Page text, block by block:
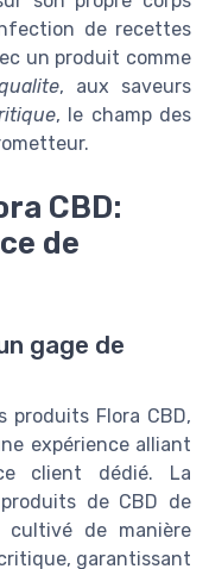
de recettes
un produit comme
, aux saveurs
, le champ des
CBD:
de
gage de
produits Flora CBD,
expérience alliant
client dédié. La
de CBD de
de manière
garantissant